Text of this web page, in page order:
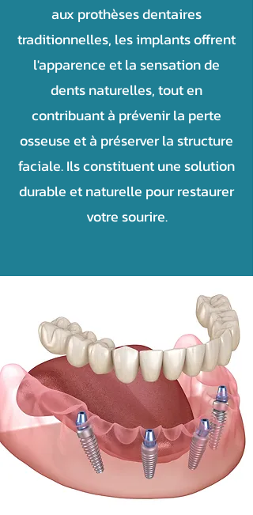
aux prothèses dentaires
traditionnelles, les implants offrent
l'apparence et la sensation de
dents naturelles, tout en
contribuant à prévenir la perte
osseuse et à préserver la structure
faciale. Ils constituent une solution
durable et naturelle pour restaurer
votre sourire.